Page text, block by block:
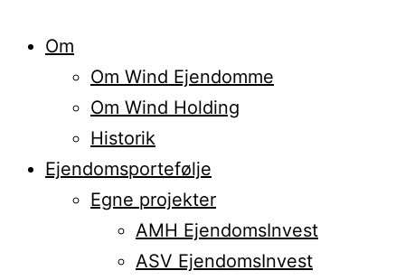
Om
Om Wind Ejendomme
Om Wind Holding
Historik
Ejendomsportefølje
Egne projekter
AMH EjendomsInvest
ASV EjendomsInvest